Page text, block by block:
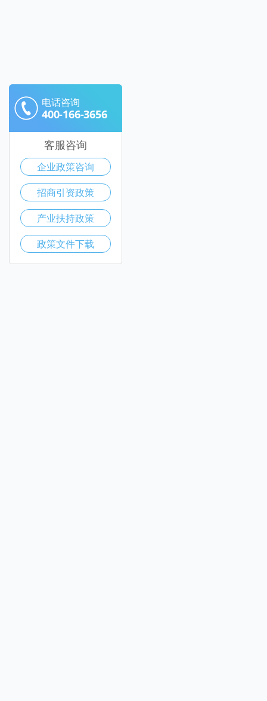
电话咨询
400-166-3656
客服咨询
企业政策咨询
招商引资政策
产业扶持政策
政策文件下载